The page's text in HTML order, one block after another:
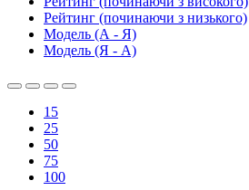
Рейтинг (починаючи з низького)
Модель (А - Я)
Модель (Я - А)
15
25
50
75
100